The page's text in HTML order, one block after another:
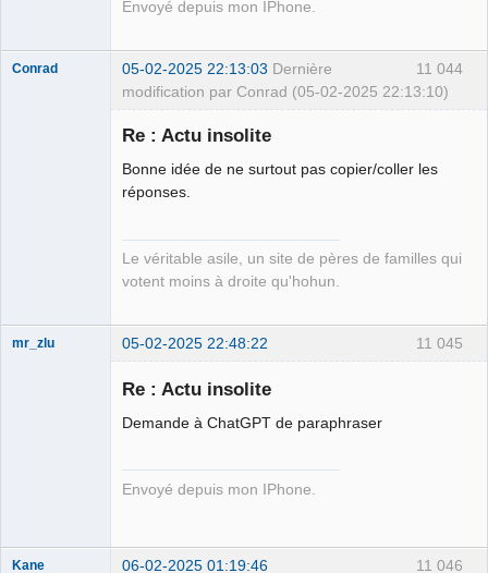
Envoyé depuis mon IPhone.
11 044
Conrad 05-02-2025 22:13:03 Dernière
modification par Conrad (05-02-2025 22:13:10)
Re : Actu insolite
Bonne idée de ne surtout pas copier/coller les
réponses.
Le véritable asile, un site de pères de familles qui
votent moins à droite qu'hohun.
11 045
mr_zlu 05-02-2025 22:48:22
Re : Actu insolite
Demande à ChatGPT de paraphraser
Envoyé depuis mon IPhone.
11 046
Kane 06-02-2025 01:19:46